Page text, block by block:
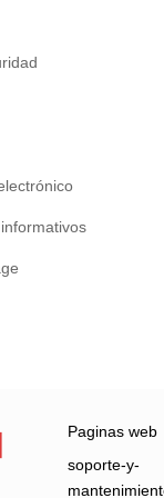
Paginas web
soporte-y-